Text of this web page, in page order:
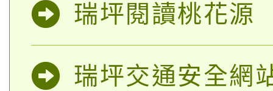
瑞坪閱讀桃花源
瑞坪交通安全網